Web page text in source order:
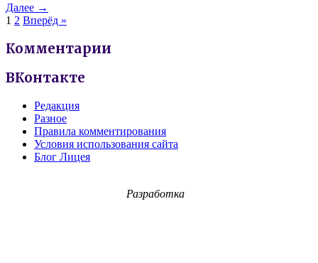
Далее →
1 2 Вперёд »
Комментарии
ВКонтакте
Редакция
Разное
Правила комментирования
Условия использования сайта
Блог Лицея
Разработка